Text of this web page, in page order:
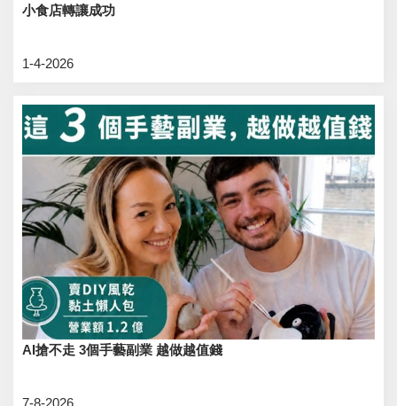
小食店轉讓成功
1-4-2026
AI搶不走 3個手藝副業 越做越值錢
7-8-2026